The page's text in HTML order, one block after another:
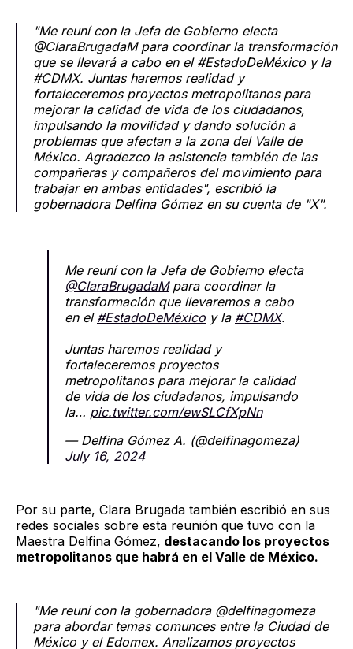
"Me reuní con la Jefa de Gobierno electa
@ClaraBrugadaM para coordinar la transformación
que se llevará a cabo en el #EstadoDeMéxico y la
#CDMX. Juntas haremos realidad y
fortaleceremos proyectos metropolitanos para
mejorar la calidad de vida de los ciudadanos,
impulsando la movilidad y dando solución a
problemas que afectan a la zona del Valle de
México. Agradezco la asistencia también de las
compañeras y compañeros del movimiento para
trabajar en ambas entidades", escribió la
gobernadora Delfina Gómez en su cuenta de "X".
Me reuní con la Jefa de Gobierno electa
@ClaraBrugadaMpara coordinar la
transformación que llevaremos a cabo
en el #EstadoDeMéxico y la #CDMX.
Juntas haremos realidad y
fortaleceremos proyectos
metropolitanos para mejorar la calidad
de vida de los ciudadanos, impulsando
la… pic.twitter.com/ewSLCfXpNn
— Delfina Gómez A. (@delfinagomeza)
July 16, 2024
Por su parte, Clara Brugada también escribió en sus
redes sociales sobre esta reunión que tuvo con la
Maestra Delfina Gómez, destacando los proyectos
metropolitanos que habrá en el Valle de México.
"Me reuní con la gobernadora @delfinagomeza
para abordar temas comunces entre la Ciudad de
México y el Edomex. Analizamos proyectos